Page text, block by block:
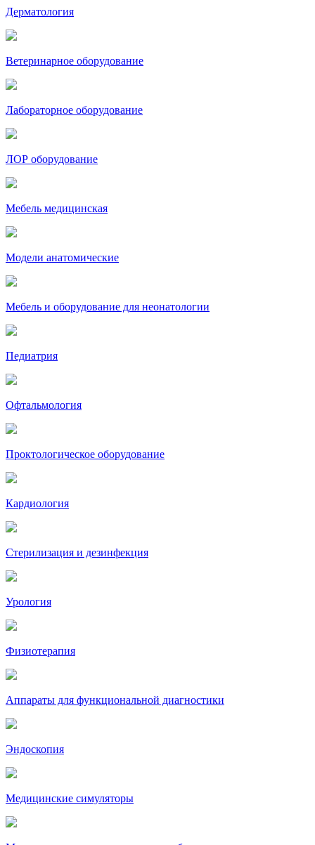
Дерматология
Ветеринарное оборудование
Лабораторное оборудование
ЛОР оборудование
Мебель медицинская
Модели анатомические
Мебель и оборудование для неонатологии
Педиатрия
Офтальмология
Проктологическое оборудование
Кардиология
Стерилизация и дезинфекция
Урология
Физиотерапия
Аппараты для функциональной диагностики
Эндоскопия
Медицинские симуляторы